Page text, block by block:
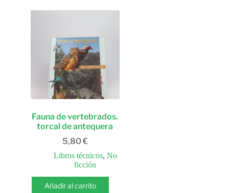
Fauna de vertebrados.
torcal de antequera
5,80 €
Libros técnicos, No
ficción
Añadir al carrito